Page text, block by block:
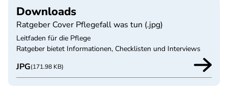
Downloads
Ratgeber Cover Pflegefall was tun (.jpg)
Leitfaden für die Pflege
Ratgeber bietet Informationen, Checklisten und Interviews
JPG(171.98 KB)